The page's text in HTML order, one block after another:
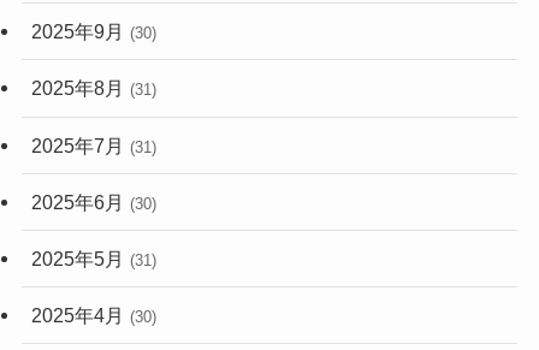
2025年9月 (30)
2025年8月 (31)
2025年7月 (31)
2025年6月 (30)
2025年5月 (31)
2025年4月 (30)